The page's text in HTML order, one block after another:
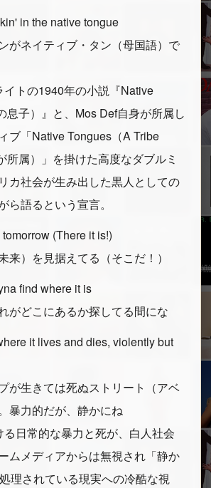
in the native tongue
がネイティブ・タン（母国語）で
トの1940年の小説『Native
息子）』と、Mos Def自身が所属し
ブ「Native Tongues（A Tribe
所属）」を掛けた高度なダブルミ
カ社会が生み出した黒人としての
ら語るという宣言。
(There it is!)
来）を見据えてる（そこだ！）
find where it is
がどこにあるか探してる間にな
it lives and dies, violently but
が生きては死ぬストリート（アベ
暴力的だが、静かにね
日常的な暴力と死が、白人社会
ムメディアからは無視され「静か
理されている現実への冷酷な視